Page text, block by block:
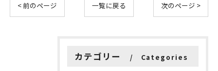
< 前のページ 一覧に戻る 次のページ >
カテゴリー Categories